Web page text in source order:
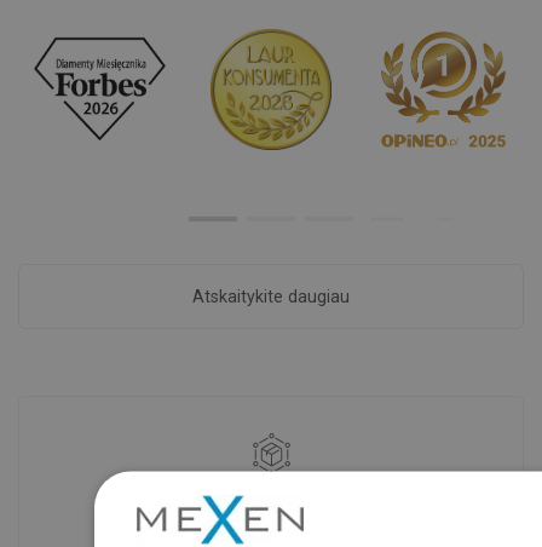
Atskaitykite daugiau
Mūsų produktai jūsų laukia moderniame
sandėlyje.Visada pasirengusi išsiųsti!